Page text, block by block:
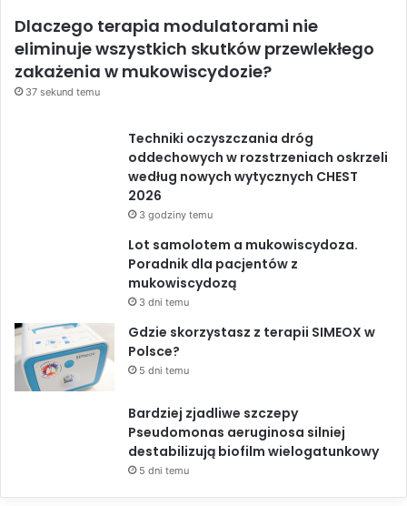
Dlaczego terapia modulatorami nie
eliminuje wszystkich skutków przewlekłego
zakażenia w mukowiscydozie?
37 sekund temu
Techniki oczyszczania dróg
oddechowych w rozstrzeniach oskrzeli
według nowych wytycznych CHEST
2026
3 godziny temu
Lot samolotem a mukowiscydoza.
Poradnik dla pacjentów z
mukowiscydozą
3 dni temu
Gdzie skorzystasz z terapii SIMEOX w
Polsce?
5 dni temu
Bardziej zjadliwe szczepy
Pseudomonas aeruginosa silniej
destabilizują biofilm wielogatunkowy
5 dni temu